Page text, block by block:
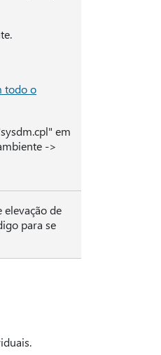
todo o
em
->
de
para se